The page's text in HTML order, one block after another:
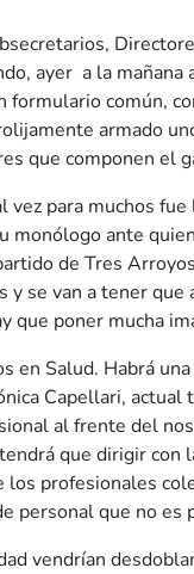
ayer a la mañana
formulario común,
armado
que componen el
vez para muchos
monólogo ante
de Tres
se van a tener que
que poner mucha
en Salud. Habrá
Capellari,
al frente del
que dirigir con
los profesionales
personal que no es
vendrían